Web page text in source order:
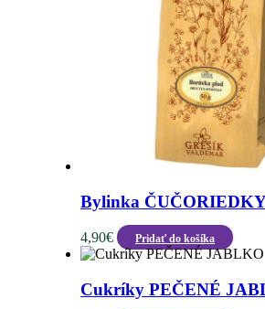
Bylinka ČUČORIEDKY
4,90€ Pridať do košíka
Cukríky PEČENÉ